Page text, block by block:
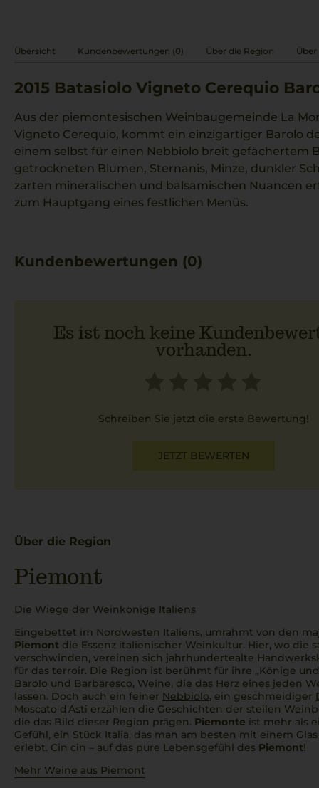
Übersicht Kundenbewertungen (0) Über die Region
2015 Batasiolo Vigneto Cerequio
Aus der piemontesischen Weinbaugemeinde La
Vigneto Cerequio, kommt ein einzigartiger Barolo
einem selbst für einen Nebbiolo breit gefächertem
getrockneten Blumen, Sternanis, Minze, dunkler
zarten mineralischen und balsamischen Nuancen
zum Hauptgang eines festlichen Menüs.
Kundenbewertungen (0)
Es ist noch keine
vorhanden.
Schreiben Sie jetzt die erste Bewertung!
JETZT BEWERTEN
Über die Region
Piemont
Die Wiege der Weinkönige Italiens
Eingebettet im Nordwesten Italiens, umrahmt von den
Piemont die Essenz italienischer Weinkultur. Hier, wo die
verschwinden, vereinen sich jahrhundertealte
für das terroir. Die Region ist berühmt für ihre „Könige
Barolo und Barbaresco, Weine, die das Herz eines jeden
lassen. Doch auch ein feiner Nebbiolo, ein geschmeidiger
Moscato d'Asti erzählen die Geschichten der steilen
die das Bild dieser Region prägen. Piemonte ist mehr als
Gefühl, ein Stück Italia, das man am besten mit einem Glas
erlebt. Cin cin – auf das pure Lebensgefühl des Piemont!
Mehr Weine aus Piemont